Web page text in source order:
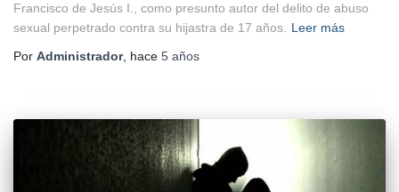
Francisco de Jesús I., como presunto autor del delito de abuso
sexual perpetrado contra su hijastra de 17 años.
Leer más
Por Administrador, hace 5 años